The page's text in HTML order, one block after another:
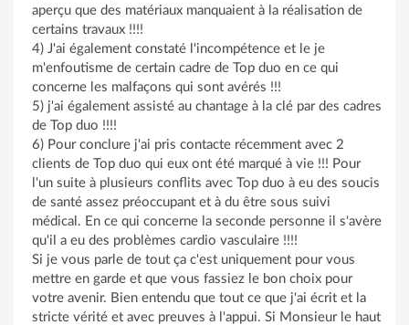
aperçu que des matériaux manquaient à la réalisation de
certains travaux !!!!
4) J'ai également constaté l'incompétence et le je
m'enfoutisme de certain cadre de Top duo en ce qui
concerne les malfaçons qui sont avérés !!!
5) j'ai également assisté au chantage à la clé par des cadres
de Top duo !!!!
6) Pour conclure j'ai pris contacte récemment avec 2
clients de Top duo qui eux ont été marqué à vie !!! Pour
l'un suite à plusieurs conflits avec Top duo à eu des soucis
de santé assez préoccupant et à du être sous suivi
médical. En ce qui concerne la seconde personne il s'avère
qu'il a eu des problèmes cardio vasculaire !!!!
Si je vous parle de tout ça c'est uniquement pour vous
mettre en garde et que vous fassiez le bon choix pour
votre avenir. Bien entendu que tout ce que j'ai écrit et la
stricte vérité et avec preuves à l'appui. Si Monsieur le haut